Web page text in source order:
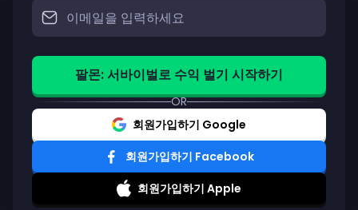
팔몬: 서바이벌로 수익 벌기 시작하기
OR
회원가입하기 Google
회원가입하기 Facebook
회원가입하기 Apple